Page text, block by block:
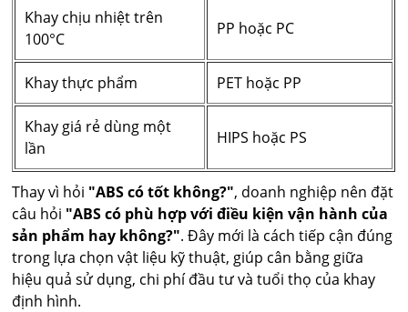
Khay chịu nhiệt trên
100°C
PP hoặc PC
Khay thực phẩm PET hoặc PP
Khay giá rẻ dùng một
lần
HIPS hoặc PS
Thay vì hỏi "ABS có tốt không?", doanh nghiệp nên đặt
câu hỏi "ABS có phù hợp với điều kiện vận hành của
sản phẩm hay không?". Đây mới là cách tiếp cận đúng
trong lựa chọn vật liệu kỹ thuật, giúp cân bằng giữa
hiệu quả sử dụng, chi phí đầu tư và tuổi thọ của khay
định hình.